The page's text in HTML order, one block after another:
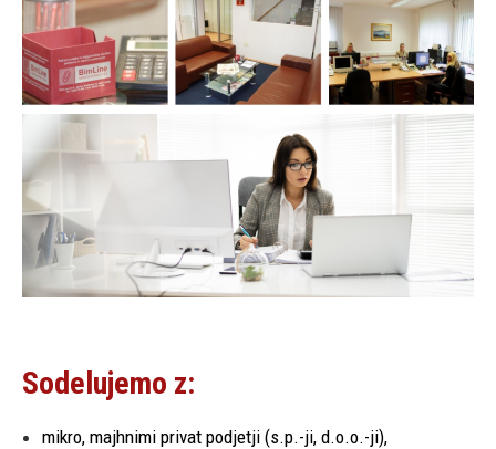
Sodelujemo z:
mikro, majhnimi privat podjetji (s.p.-ji, d.o.o.-ji),